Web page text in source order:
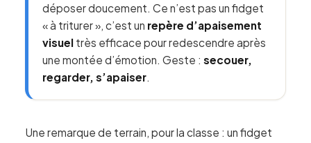
déposer doucement. Ce n’est pas un fidget
« à triturer », c’est un repère d’apaisement
visuel très efficace pour redescendre après
une montée d’émotion. Geste :secouer,
regarder, s’apaiser.
Une remarque de terrain, pour la classe : un fidget